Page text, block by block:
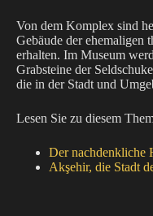
Von dem Komplex sind
Gebäude der ehemaligen
erhalten. Im Museum
Grabsteine der
die in der Stadt und
Lesen Sie zu diesem
Der nachdenkliche
Akşehir, die Stadt